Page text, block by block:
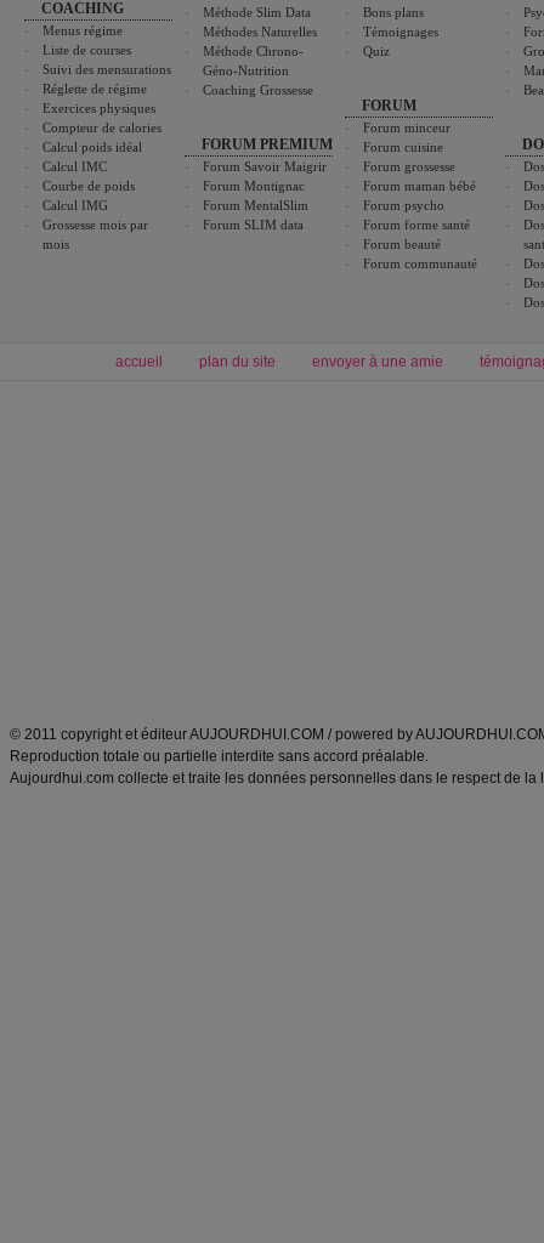
COACHING
Menus régime
Liste de courses
Suivi des mensurations
Réglette de régime
Exercices physiques
Compteur de calories
Calcul poids idéal
Calcul IMC
Courbe de poids
Calcul IMG
Grossesse mois par
mois
Méthode Slim Data
Méthodes Naturelles
Méthode Chrono-
Géno-Nutrition
Coaching Grossesse
FORUM PREMIUM
Forum Savoir Maigrir
Forum Montignac
Forum MentalSlim
Forum SLIM data
Bons plans
Témoignages
Quiz
FORUM
Forum minceur
Forum cuisine
Forum grossesse
Forum maman bébé
Forum psycho
Forum forme santé
Forum beauté
Forum communauté
accueil plan du site envoyer à une amie
© 2011 copyright et éditeur AUJOURDHUI.COM / powered by
Reproduction totale ou partielle interdite sans accord préalable.
Aujourdhui.com collecte et traite les données personnelles dans le respect de